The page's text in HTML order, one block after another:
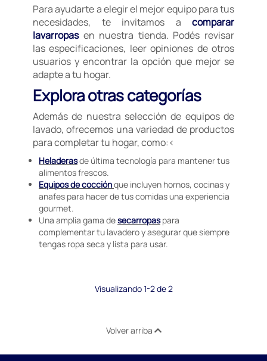
Para ayudarte a elegir el mejor equipo para tus
necesidades, te invitamos a comparar
lavarropasen nuestra tienda. Podés revisar
las especificaciones, leer opiniones de otros
usuarios y encontrar la opción que mejor se
adapte a tu hogar.
Explora otras categorías
Además de nuestra selección de equipos de
lavado, ofrecemos una variedad de productos
para completar tu hogar, como:<
Heladerasde última tecnología para mantener tus
alimentos frescos.
Equipos de cocciónque incluyen hornos, cocinas y
anafes para hacer de tus comidas una experiencia
gourmet.
Una amplia gama desecarropaspara
complementar tu lavadero y asegurar que siempre
tengas ropa seca y lista para usar.
Visualizando 1-2 de 2
Volver arriba